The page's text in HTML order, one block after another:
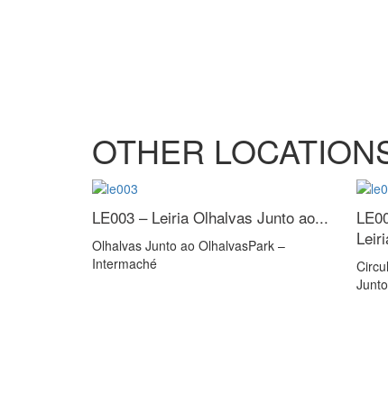
OTHER
LE003 – Leiria Olhalvas Junto ao...
Olhalvas Junto ao OlhalvasPark –
Intermaché